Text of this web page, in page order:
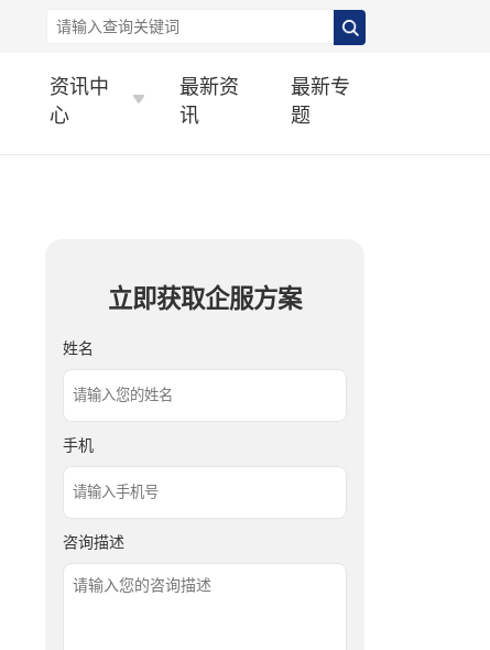
资讯中
心
最新资
讯
最新专
题
立即获取企服方案
姓名
手机
咨询描述